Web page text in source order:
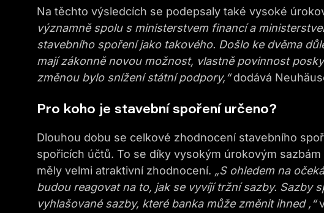
Na těchto výsledcích se podepsaly také vysoké
významně spolu s ministerstvem financí a
stavebního spoření jako takového. Došlo ke dvěma
mají zákonně novou možnost, vlastně povinnost
změnou bylo snížení státní podpory,“dodává
Pro koho je stavební spoření určeno?
Dlouhou dobu se celkové zhodnocení stavebního
spořicích účtů. To se díky vysokým úrokovým
měly velmi atraktivní zhodnocení. „S ohledem na
budou reagovatna to, jak se vyvíjí tržní sazby. Sazby
vyhlašované sazby, které banka může změnit ihned ,“